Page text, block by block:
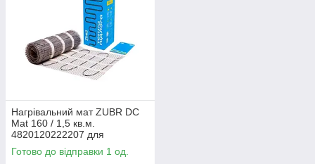
Нагрівальний мат ZUBR DC
Mat 160 / 1,5 кв.м.
4820120222207 для
створення ефективної
системи електричної теплої
Готово до відправки 1 од.